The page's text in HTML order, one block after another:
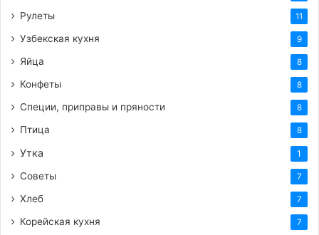
Рулеты 11
Узбекская кухня 9
Яйца 8
Конфеты 8
Специи, приправы и пряности 8
Птица 8
Утка 1
Советы 7
Хлеб 7
Корейская кухня 7